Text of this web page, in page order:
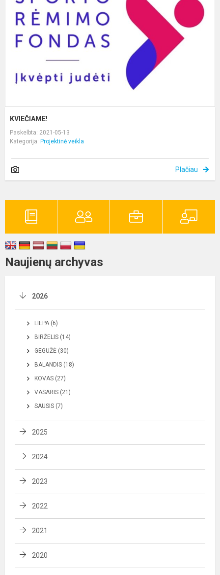
KVIEČIAME!
Paskelbta: 2021-05-13
Kategorija: Projektinė veikla
Plačiau
Naujienų archyvas
2026
LIEPA (6)
BIRŽELIS (14)
GEGUŽĖ (30)
BALANDIS (18)
KOVAS (27)
VASARIS (21)
SAUSIS (7)
2025
2024
2023
2022
2021
2020